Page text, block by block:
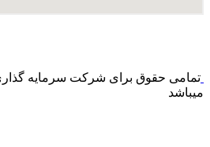
تمامی حقوق برای شرکت سرمایه
میباشد